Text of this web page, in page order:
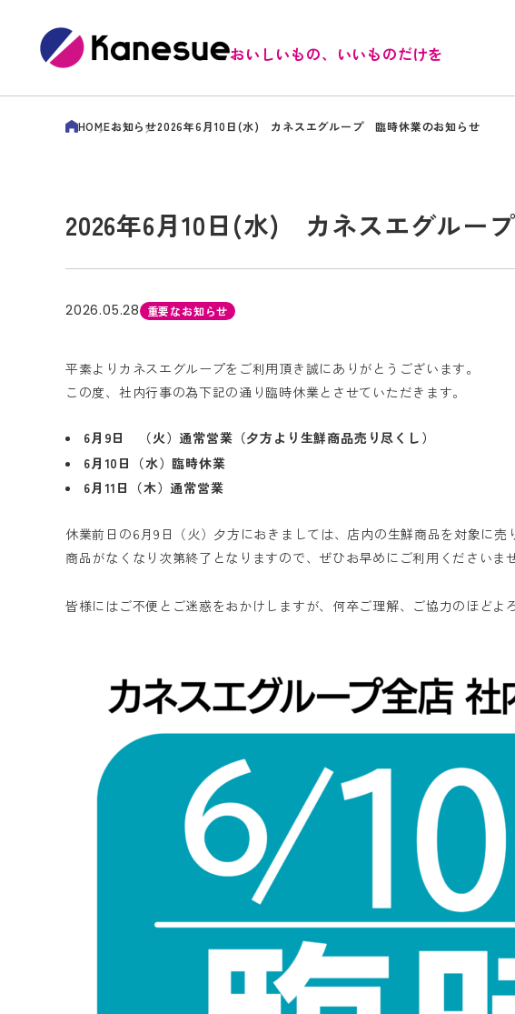
おいしいもの、いいものだけを
HOMEお知らせ2026年6月10日(水) カネスエグループ 臨時休業のお知らせ
2026年6月10日(水) カネスエグルー
2026.05.28 重要なお知らせ
平素よりカネスエグループをご利用頂き誠にありがとうございます。
この度、社内行事の為下記の通り臨時休業とさせていただきます。
6月9日 （火）通常営業（夕方より生鮮商品売り尽くし）
6月10日（水）臨時休業
6月11日（木）通常営業
休業前日の6月9日（火）夕方におきましては、店内の生鮮商品を対象に売
商品がなくなり次第終了となりますので、ぜひお早めにご利用くださいませ
皆様にはご不便とご迷惑をおかけしますが、何卒ご理解、ご協力のほどよ